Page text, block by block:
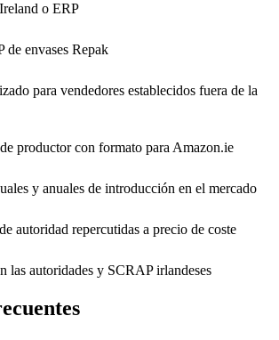
o ERP
envases Repak
para vendedores establecidos fuera de la
productor con formato para Amazon.ie
y anuales de introducción en el mercado
autoridad repercutidas a precio de coste
las autoridades y SCRAP irlandeses